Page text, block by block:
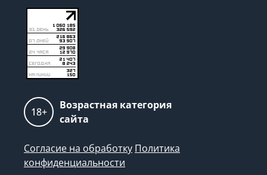
18+
Возрастная категория
сайта
Согласие на обработку Политика
конфиденциальности